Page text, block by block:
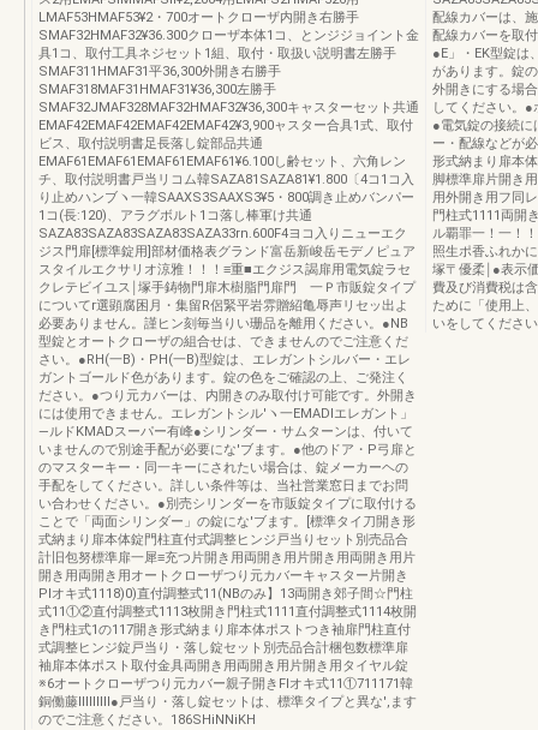
LMAF53HMAF53¥2・700オートクローザ内開き右勝手
SMAF32HMAF32¥36.300クローザ本体1コ、とンジジョイント金
具1コ、取付工具ネジセット1組、取付・取扱い説明書左勝手
SMAF311HMAF31平36,300外開き右勝手
SMAF318MAF31HMAF31¥36,300左勝手
SMAF32JMAF328MAF32HMAF32¥36,300キャスターセット共通
EMAF42EMAF42EMAF42EMAF42¥3,900ャスター合具1式、取付
ビス、取付説明書足長落し錠部品共通
EMAF61EMAF61EMAF61EMAF61¥6.100し齢セット、六角レン
チ、取付説明書戸当リコム韓SAZA81SAZA81¥1.800〔4コ1コ入
り止めハンブヽ一韓SAAXS3SAAXS3¥5・800調き止めバンパー
1コ(長:120)、アラグボルト1コ落し棒軍け共通
SAZA83SAZA83SAZA83SAZA33rn.600F4ヨコ入りニューエク
ジス門扉[標準錠用]部材価格表グランド富岳新峻岳モデノピュア
スタイルエクサリオ涼雅！！！≡重■エクジス謁扉用電気錠ラセ
クレテビイユス￨塚手鋳物門扉木樹脂門扉門 一Ｐ市販錠タイプ
についてr選顕腐困月・集留R侶緊平岩雰贈紹亀辱声リセッ出よ
必要ありません。謹ヒン刻毎当りい珊品を離用ください。●NB
型錠とオートクローザの組合せは、できませんのでご注意くだ
さい。●RH(一B)・PH(一B)型錠は、エレガントシルバー・エレ
ガントゴールド色があります。錠の色をご確認の上、ご発注く
ださい。●つり元カバーは、内開きのみ取付け可能です。外開き
には使用できません。エレガントシル′ヽ一EMADIエレガント」
―ルドKMADスーパー有峰●シリンダー・サムターンは、付いて
いませんので別途手配が必要にな'ブます。●他のドア・P弓扉と
のマスターキー・同一キーにされたい場合は、錠メーカーヘの
手配をしてください。詳しい条件等は、当社営業窓日までお問
い合わせください。●別売シリンダーを市販錠タイプに取付ける
ことで「両面シリンダー」の錠にな'ブます。[標準タイ刀開き形
式納まり扉本体錠門柱直付式調整ヒンジ戸当りセット別売品合
計旧包努標準扉一犀≡充つ片開き用両開き用片開き用両開き用片
開き用両開き用オートクローザつり元カバーキャスター片開き
Plオキ式1118)0)直付調整式11(NBのみ】13両開き郊子間☆門柱
式11①②直付調整式1113枚開き門柱式1111直付調整式1114枚開
き門柱式1の117開き形式納まり扉本体ポストつき袖扉門柱直付
式調整ヒンジ錠戸当り・落し錠セット別売品合計梱包数標準扉
袖扉本体ポスト取付金具両開き用両開き用片開き用タイヤル錠
※6オートクローザつり元カバー親子開きFlオキ式11①711171韓
銅働藤ⅢⅢⅢ●戸当り・落し錠セットは、標準タイプと異な',ます
のでご注意ください。186SHiNNiKH
配線カバーは、
配線カバーを取
●E」・EK型錠は
があります。錠
外開きにする場
してください。
●電気錠の接続に
ー・配線などが
形式納まり扉本
脚標準扉片開き
用外開き用フ同
門柱式1111両開
ル覇罪一！一！
照生ポ香ふれか
塚〒優柔￨●表示
費及び消費税は
ために「使用上
いをしてくださ